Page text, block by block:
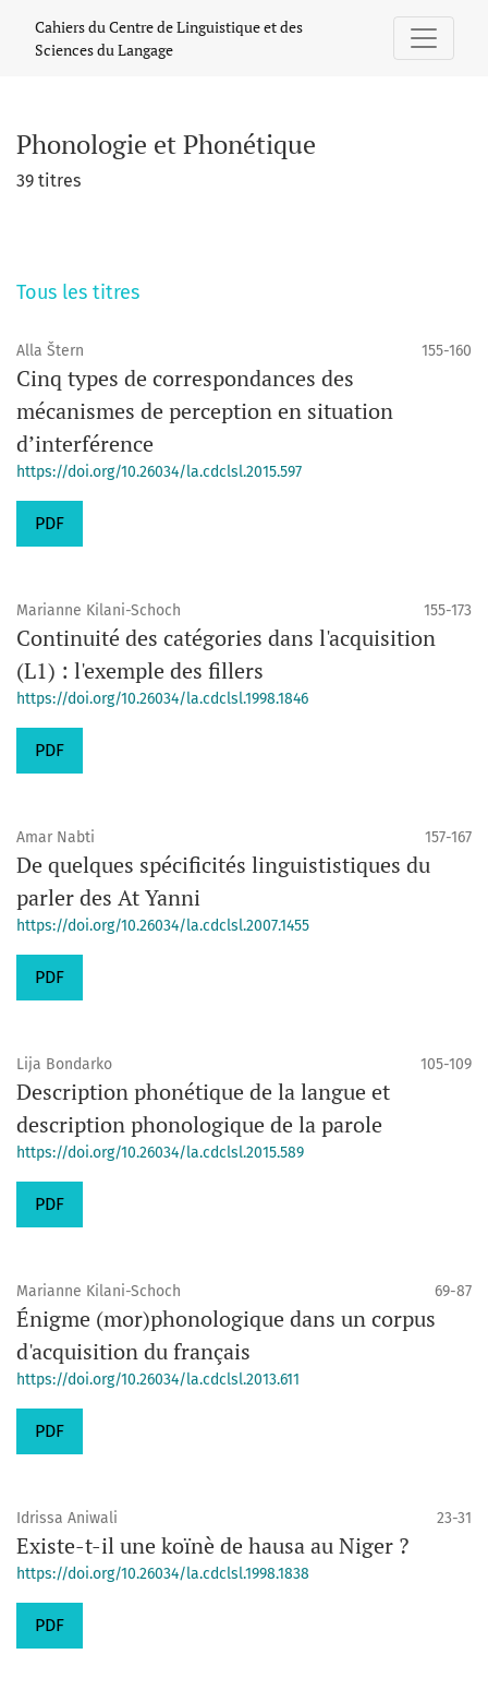
Cahiers du Centre de Linguistique et des
Sciences du Langage
Phonologie et Phonétique
39 titres
Tous les titres
Alla Štern 155-160
Cinq types de correspondances des
mécanismes de perception en situation
d’interférence
https://doi.org/10.26034/la.cdclsl.2015.597
PDF
Marianne Kilani-Schoch 155-173
Continuité des catégories dans l'acquisition
(L1) : l'exemple des fillers
https://doi.org/10.26034/la.cdclsl.1998.1846
PDF
Amar Nabti 157-167
De quelques spécificités linguististiques du
parler des At Yanni
https://doi.org/10.26034/la.cdclsl.2007.1455
PDF
Lija Bondarko 105-109
Description phonétique de la langue et
description phonologique de la parole
https://doi.org/10.26034/la.cdclsl.2015.589
PDF
Marianne Kilani-Schoch 69-87
Énigme (mor)phonologique dans un corpus
d'acquisition du français
https://doi.org/10.26034/la.cdclsl.2013.611
PDF
Idrissa Aniwali 23-31
Existe-t-il une koïnè de hausa au Niger ?
https://doi.org/10.26034/la.cdclsl.1998.1838
PDF